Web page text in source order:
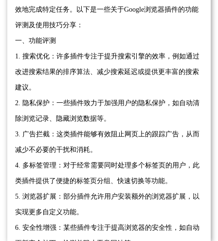
效地完成特定任务。以下是一些关于Google浏览器插件的功能
评测及使用技巧分享：
一、功能评测
1. 搜索优化：许多插件专注于提升搜索引擎的效率，例如通过
改进搜索结果的排序算法、减少搜索延迟或提供更丰富的搜索
建议。
2. 隐私保护：一些插件致力于加强用户的隐私保护，如自动清
除浏览记录、隐藏浏览数据等。
3. 广告拦截：这类插件能够有效阻止网页上的跟踪广告，从而
减少不必要的干扰和消耗。
4. 多标签管理：对于经常需要同时处理多个标签页的用户，此
类插件提供了便捷的标签页分组、快速切换等功能。
5. 浏览器扩展：部分插件允许用户安装额外的浏览器扩展，以
实现更多自定义功能。
6. 安全性增强：某些插件专注于提高浏览器的安全性，如自动